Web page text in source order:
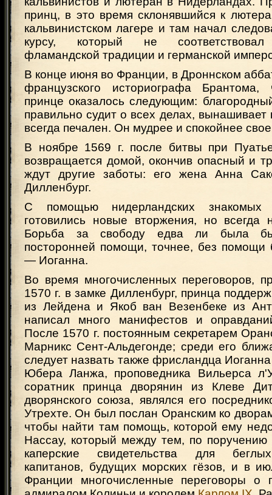
принц, в это время склонявшийся к
кальвинистском лагере и там начал
курсу, который не соответствовал
фламандской традиции и германской
В конце июня во Франции, в Дроннском
французского историографа
принце оказалось следующим:
правильно судит о всех делах, вынашивает
всегда печален. Он мудрее и спокойнее
В ноябре 1569 г. после битвы при
возвращается домой, окончив опасный и
ждут другие заботы: его жена Анна
Дилленбург.
С помощью нидерландских знакомых
готовились новые вторжения, но всегда
Борьба за свободу едва ли была
посторонней помощи, точнее, без помощи
— Иоганна.
Во время многочисленных переговоров,
1570 г. в замке Дилленбург, принца
из Лейдена и Якоб ван Везенбеке из
написал много манифестов и
После 1570 г. постоянным секретарем
Марникс Сент-Альдегонде; среди его
следует назвать также фрисландца Иоганна
Юбера Ланжа, проповедника Вильерса
соратник принца дворянин из Клеве
дворянского союза, являлся его
Утрехте. Он был послан Оранским ко
чтобы найти там помощь, которой ему
Нассау, который между тем, по поручению
каперские свидетельства для
капитанов, будущих морских гёзов, и в
Франции многочисленные переговоры о